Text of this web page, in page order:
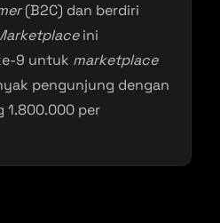
(B2C) dan berdiri
ini
9 untuk marketplace
pengunjung dengan
1.800.000 per